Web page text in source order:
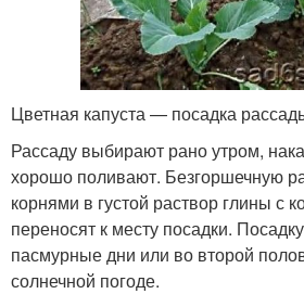
Цветная капуста — посадка
Рассаду выбирают рано утром,
хорошо поливают. Безгоршечную
корнями в густой раствор глины с
переносят к месту посадки.
пасмурные дни или во второй
солнечной погоде.